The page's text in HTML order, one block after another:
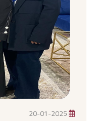
20-01-2025